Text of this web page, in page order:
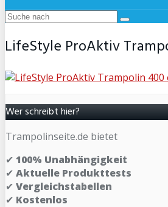
LifeStyle ProAktiv
Wer schreibt hier?
Trampolinseite.de bietet
✔ 100% Unabhängigkeit
✔ Aktuelle Produkttests
✔ Vergleichstabellen
✔ Kostenlos